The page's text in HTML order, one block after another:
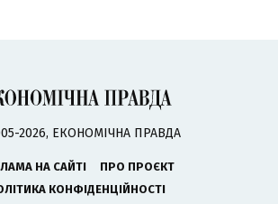
2026, ЕКОНОМІЧНА ПРАВДА
НА САЙТІ
ПРО ПРОЄКТ
КОНФІДЕНЦІЙНОСТІ